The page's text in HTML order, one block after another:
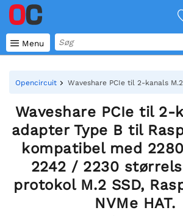
 Menu
Opencircuit Waveshare PCIe til 2-kanals
Waveshare PCIe til 2-
adapter Type B til
kompatibel med
2242 / 2230
protokol M.2 SSD,
NVMe HAT.